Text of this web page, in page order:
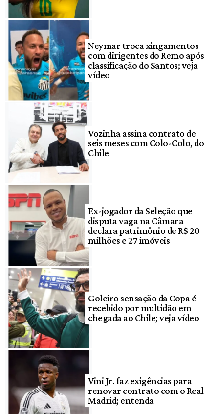
Neymar troca xingamentos
com dirigentes do Remo após
classificação do Santos; veja
vídeo
Vozinha assina contrato de
seis meses com Colo-Colo, do
Chile
Ex-jogador da Seleção que
disputa vaga na Câmara
declara patrimônio de R$ 20
milhões e 27 imóveis
Goleiro sensação da Copa é
recebido por multidão em
chegada ao Chile; veja vídeo
Vini Jr. faz exigências para
renovar contrato com o Real
Madrid; entenda